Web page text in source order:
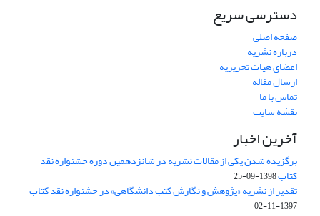
دسترسی سریع
صفحه اصلی
درباره نشریه
اعضای هیات تحریریه
ارسال مقاله
تماس با ما
نقشه سایت
آخرین اخبار
برگزیده شدن یکی از مقالات نشریه در شانزدهمین دوره جشنواره نقد
کتاب1398-09-25
تقدیر از نشریه «پژوهش و نگارش کتب دانشگاهی» در جشنواره نقد کتاب
1397-11-02